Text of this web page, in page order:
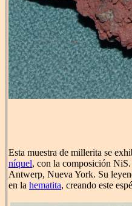
Esta muestra de millerita se
níquel, con la composición
Antwerp, Nueva York. Su
en la hematita, creando este